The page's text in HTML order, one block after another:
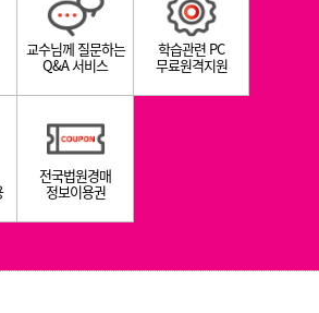
교수님께 질문하는
Q&A 서비스
학습관련 PC
무료원격지원
전국법원경매
정보이용권